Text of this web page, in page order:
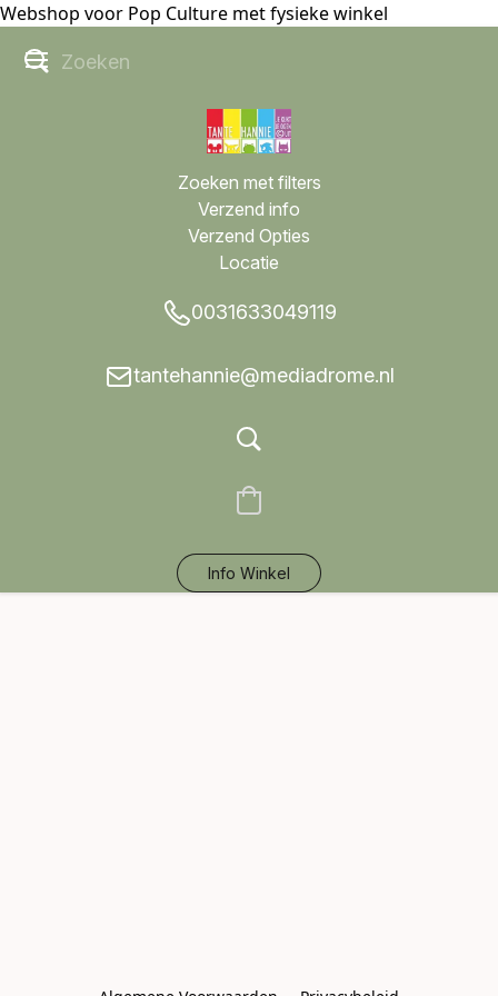
Webshop voor Pop Culture met fysieke winkel
Zoeken met filters
Verzend info
Verzend Opties
Locatie
0031633049119
tantehannie@mediadrome.nl
Info Winkel